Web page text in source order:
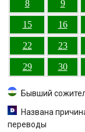
8 9
15 16
22 23
29 30
Бывший
Названа
переводы